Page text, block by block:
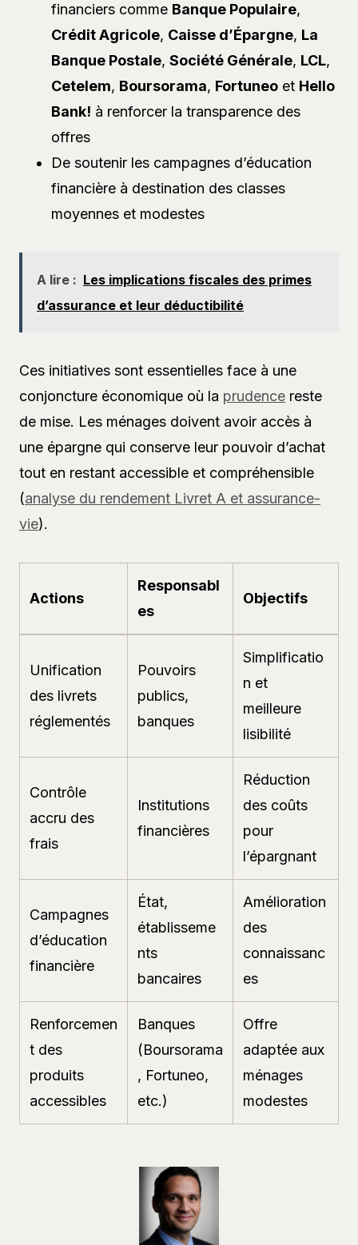
financiers comme Banque Populaire,
Crédit Agricole, Caisse d’Épargne, La
Banque Postale, Société Générale, LCL,
Cetelem, Boursorama, Fortuneo et Hello
Bank! à renforcer la transparence des
offres
De soutenir les campagnes d’éducation
financière à destination des classes
moyennes et modestes
A lire : Les implications fiscales des primes
d’assurance et leur déductibilité
Ces initiatives sont essentielles face à une
conjoncture économique où la prudence reste
de mise. Les ménages doivent avoir accès à
une épargne qui conserve leur pouvoir d’achat
tout en restant accessible et compréhensible
(analyse du rendement Livret A et assurance-
vie).
Actions
Responsabl
es
Objectifs
Unification
des livrets
réglementés
Pouvoirs
publics,
banques
Simplificatio
n et
meilleure
lisibilité
Contrôle
accru des
frais
Institutions
financières
Réduction
des coûts
pour
l’épargnant
Campagnes
d’éducation
financière
État,
établisseme
nts
bancaires
Amélioration
des
connaissanc
es
Renforcemen
t des
produits
accessibles
Banques
(Boursorama
, Fortuneo,
etc.)
Offre
adaptée aux
ménages
modestes